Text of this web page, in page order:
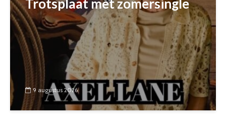
Trotsplaat met zomersingle
9 augustus 2026